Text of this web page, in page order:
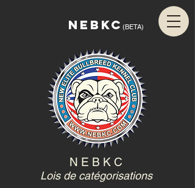
NEBKC (BETA)
N E B K C
Lois de catégorisations